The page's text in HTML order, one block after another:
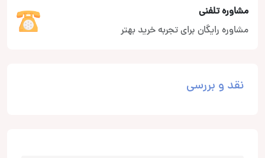
مشاوره تلفنی
مشاوره رایگان برای تجربه خرید بهتر
نقد و بررسی